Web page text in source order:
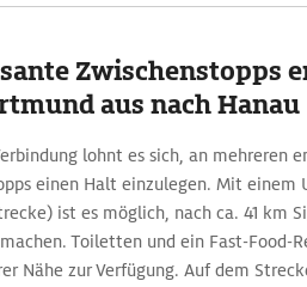
Zwischenstopps
aus nach Hanau
lohnt es sich, an mehreren
einen Halt einzulegen. Mit einem
ist es möglich, nach ca. 41 km
Toiletten und ein Fast-Food-
Nähe zur Verfügung. Auf dem